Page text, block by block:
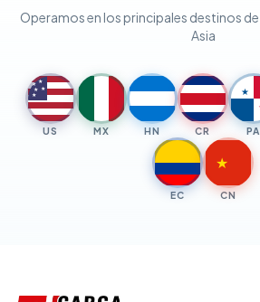
Operamos en los principales destinos de
Asia
★ ★
★ ★
★
US MX HN CR
★
PA
EC
★
CN